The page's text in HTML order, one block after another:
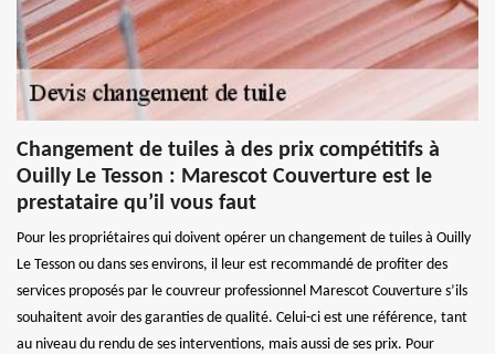
Changement de tuiles à des prix compétitifs à
Ouilly Le Tesson : Marescot Couverture est le
prestataire qu’il vous faut
Pour les propriétaires qui doivent opérer un changement de tuiles à Ouilly
Le Tesson ou dans ses environs, il leur est recommandé de profiter des
services proposés par le couvreur professionnel Marescot Couverture s’ils
souhaitent avoir des garanties de qualité. Celui-ci est une référence, tant
au niveau du rendu de ses interventions, mais aussi de ses prix. Pour